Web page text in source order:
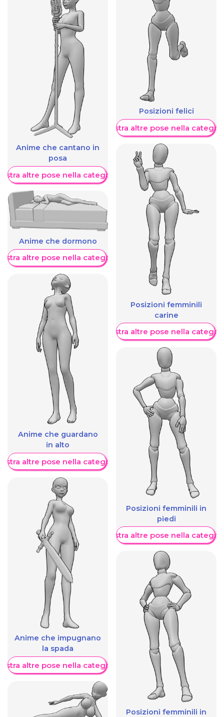
Anime che cantano in
posa
altre pose nella categoria
Anime che dormono
altre pose nella categoria
Anime che guardano
in alto
altre pose nella categoria
Anime che impugnano
la spada
altre pose nella categoria
Posizioni felici
Mostra altre pose nella
Posizioni femminili
carine
Mostra altre pose nella
Posizioni femminili in
piedi
Mostra altre pose nella
Posizioni femminili in